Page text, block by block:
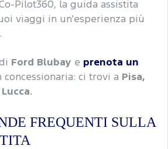
Pilot360, la guida assistita
viaggi in un'esperienza più
Ford Blubay e prenota un
concessionaria: ci trovi a Pisa,
FREQUENTI SULLA